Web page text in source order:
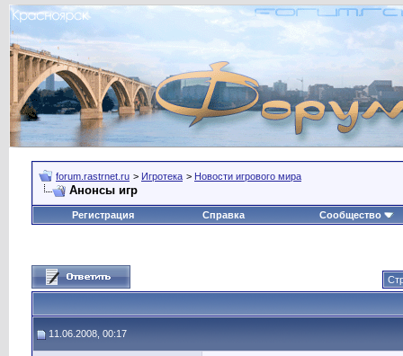
forum.rastrnet.ru > Игротека > Новости игрового мира
Анонсы игр
Регистрация Справка Сообщество
11.06.2008, 00:17